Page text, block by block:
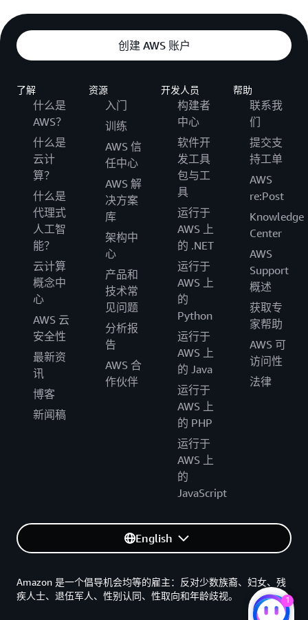
创建 AWS 账户
了解
什么是
AWS？
什么是
云计
算？
什么是
代理式
人工智
能？
云计算
概念中
心
AWS 云
安全性
最新资
讯
博客
新闻稿
资源
入门
训练
AWS 信
任中心
AWS 解
决方案
库
架构中
心
产品和
技术常
见问题
分析报
告
AWS 合
作伙伴
开发人员
构建者
中心
软件开
发工具
包与工
具
运行于
AWS 上
的 .NET
运行于
AWS 上
的
Python
运行于
AWS 上
的 Java
运行于
AWS 上
的 PHP
运行于
AWS 上
的
JavaScript
帮助
联系我
们
提交支
持工单
AWS
re:Post
Knowledge
Center
AWS
Support
概述
获取专
家帮助
AWS 可
访问性
法律
English
Amazon 是一个倡导机会均等的雇主：反对少数族裔、妇女、残
疾人士、退伍军人、性别认同、性取向和年龄歧视。
1